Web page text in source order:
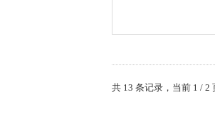
共 13 条记录，当前 1 /